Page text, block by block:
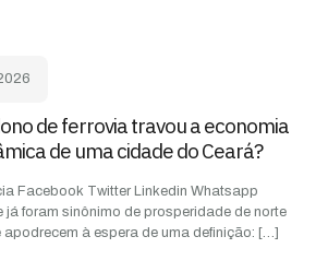
de ferrovia travou a economia
de uma cidade do Ceará?
Facebook Twitter Linkedin Whatsapp
já foram sinônimo de prosperidade de norte
apodrecem à espera de uma definição: […]